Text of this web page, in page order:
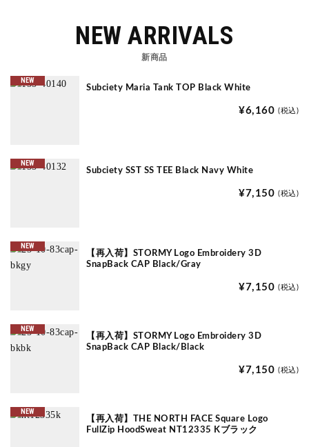
NEW ARRIVALS
新商品
NEW
Subciety Maria Tank TOP Black White
¥6,160 (税込)
NEW
Subciety SST SS TEE Black Navy White
¥7,150 (税込)
NEW
【再入荷】STORMY Logo Embroidery 3D
SnapBack CAP Black/Gray
¥7,150 (税込)
NEW
【再入荷】STORMY Logo Embroidery 3D
SnapBack CAP Black/Black
¥7,150 (税込)
NEW
【再入荷】THE NORTH FACE Square Logo
FullZip HoodSweat NT12335 Kブラック